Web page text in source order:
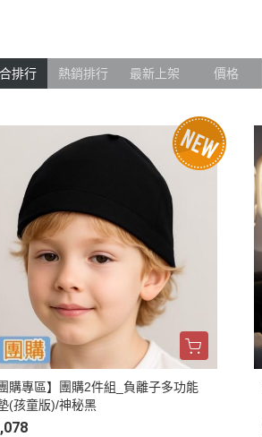
排行 熱銷排行 最新上架 價格
團購專區】團購2件組_負離子多功能
(孩童版)/神秘黑